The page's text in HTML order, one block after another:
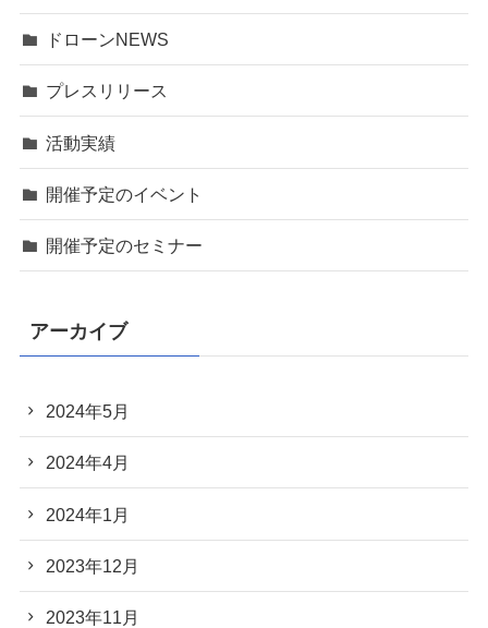
ドローンNEWS
プレスリリース
活動実績
開催予定のイベント
開催予定のセミナー
アーカイブ
2024年5月
2024年4月
2024年1月
2023年12月
2023年11月